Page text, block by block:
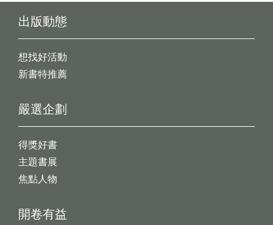
出版動態
想找好活動
新書特推薦
開卷有益
嚴選企劃
得獎好書
主題書展
焦點人物